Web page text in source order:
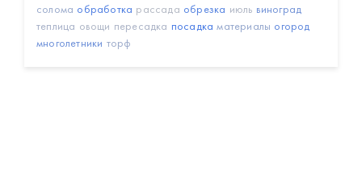
солома обработка рассада обрезка июль виноград
теплица овощи пересадка посадка материалы огород
многолетники торф